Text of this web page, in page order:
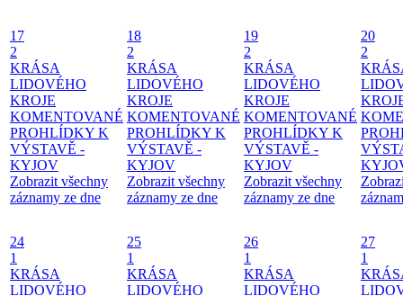
17
2
KRÁSA
LIDOVÉHO
KROJE
KOMENTOVANÉ
PROHLÍDKY K
VÝSTAVĚ -
KYJOV
Zobrazit všechny
záznamy ze dne
18
2
KRÁSA
LIDOVÉHO
KROJE
KOMENTOVANÉ
PROHLÍDKY K
VÝSTAVĚ -
KYJOV
Zobrazit všechny
záznamy ze dne
19
2
KRÁSA
LIDOVÉHO
KROJE
KOMENTOVANÉ
PROHLÍDKY K
VÝSTAVĚ -
KYJOV
Zobrazit všechny
záznamy ze dne
20
2
24
1
KRÁSA
LIDOVÉHO
25
1
KRÁSA
LIDOVÉHO
26
1
KRÁSA
LIDOVÉHO
27
1